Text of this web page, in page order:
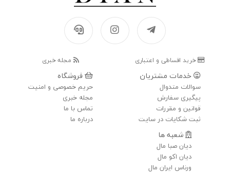
خرید اقساطی و اعتباری مجله خبری
خدمات مشتریان
سوالات متدوال
پیگیری سفارش
قوانین و مقررات
ثبت شکایات در سایت
فروشگاه
حریم خصوصی و امنیت
مجله خبری
تماس با ما
درباره ما
شعبه ها
دیان صبا مال
دیان اکو مال
ورناس ایران مال